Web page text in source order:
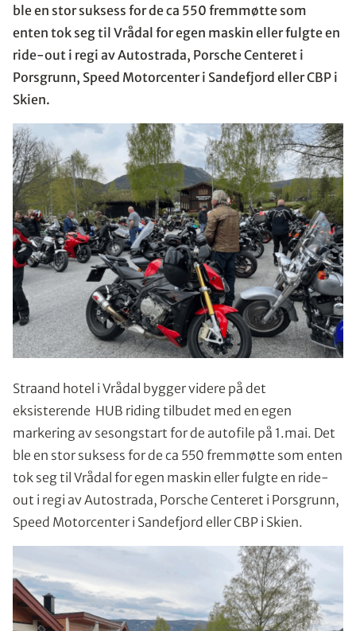
ble en stor suksess for de ca 550 fremmøtte som
enten tok seg til Vrådal for egen maskin eller fulgte en
ride-out i regi av Autostrada, Porsche Centeret i
Porsgrunn, Speed Motorcenter i Sandefjord eller CBP i
Skien.
Straand hotel i Vrådal bygger videre på det
eksisterende HUB riding tilbudet med en egen
markering av sesongstart for de autofile på 1.mai. Det
ble en stor suksess for de ca 550 fremmøtte som enten
tok seg til Vrådal for egen maskin eller fulgte en ride-
out i regi av Autostrada, Porsche Centeret i Porsgrunn,
Speed Motorcenter i Sandefjord eller CBP i Skien.